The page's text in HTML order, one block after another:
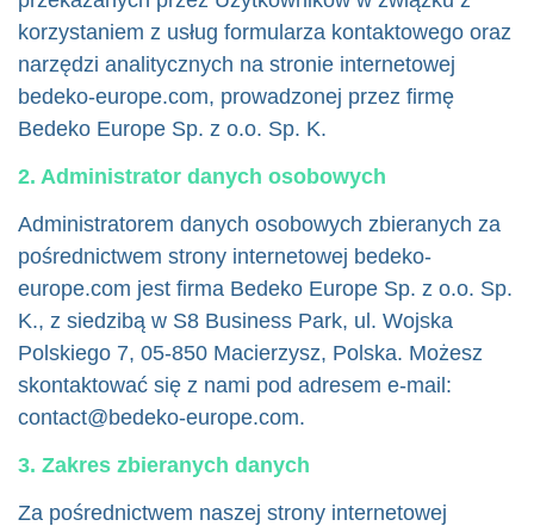
korzystaniem z usług formularza kontaktowego oraz
narzędzi analitycznych na stronie internetowej
bedeko-europe.com, prowadzonej przez firmę
Bedeko Europe Sp. z o.o. Sp. K.
2. Administrator danych osobowych
Administratorem danych osobowych zbieranych za
pośrednictwem strony internetowej bedeko-
europe.com jest firma Bedeko Europe Sp. z o.o. Sp.
K., z siedzibą w S8 Business Park, ul. Wojska
Polskiego 7, 05-850 Macierzysz, Polska. Możesz
skontaktować się z nami pod adresem e-mail:
contact@bedeko-europe.com.
3. Zakres zbieranych danych
Za pośrednictwem naszej strony internetowej